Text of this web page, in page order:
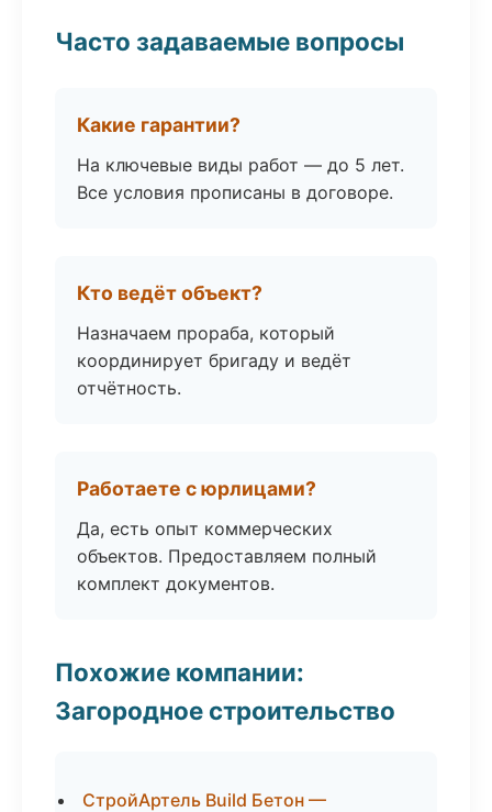
Часто задаваемые вопросы
Какие гарантии?
На ключевые виды работ — до 5 лет.
Все условия прописаны в договоре.
Кто ведёт объект?
Назначаем прораба, который
координирует бригаду и ведёт
отчётность.
Работаете с юрлицами?
Да, есть опыт коммерческих
объектов. Предоставляем полный
комплект документов.
Похожие компании:
Загородное строительство
СтройАртель Build Бетон —